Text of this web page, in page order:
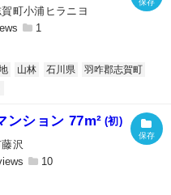
町小浦ヒラニヨ
1
山林 石川県
羽咋郡志賀町
ンション 77m² (初)
沢
10